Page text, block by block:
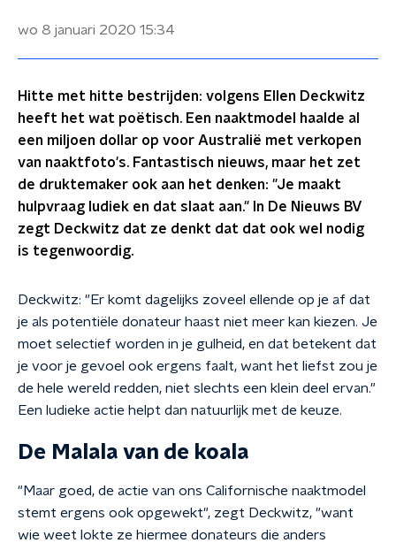
wo 8 januari 2020 15:34
Hitte met hitte bestrijden: volgens Ellen Deckwitz
heeft het wat poëtisch. Een naaktmodel haalde al
een miljoen dollar op voor Australië met verkopen
van naaktfoto's. Fantastisch nieuws, maar het zet
de druktemaker ook aan het denken: "Je maakt
hulpvraag ludiek en dat slaat aan." In De Nieuws BV
zegt Deckwitz dat ze denkt dat dat ook wel nodig
is tegenwoordig.
Deckwitz: "Er komt dagelijks zoveel ellende op je af dat
je als potentiële donateur haast niet meer kan kiezen. Je
moet selectief worden in je gulheid, en dat betekent dat
je voor je gevoel ook ergens faalt, want het liefst zou je
de hele wereld redden, niet slechts een klein deel ervan."
Een ludieke actie helpt dan natuurlijk met de keuze.
De Malala van de koala
"Maar goed, de actie van ons Californische naaktmodel
stemt ergens ook opgewekt", zegt Deckwitz, "want
wie weet lokte ze hiermee donateurs die anders